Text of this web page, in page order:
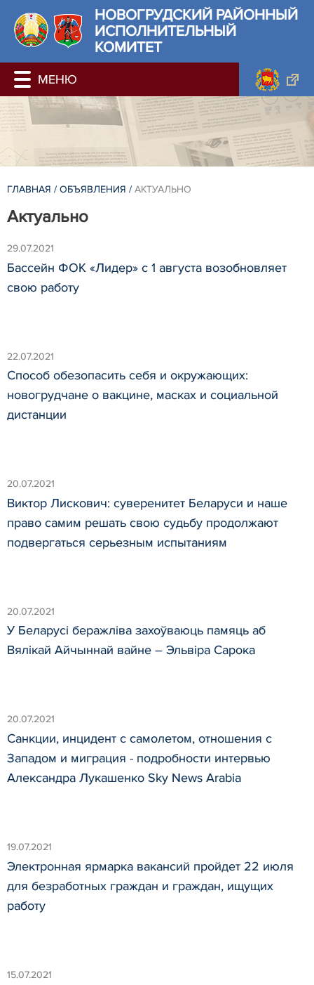
НОВОГРУДСКИЙ РАЙОННЫЙ
ИСПОЛНИТЕЛЬНЫЙ
КОМИТЕТ
ГЛАВНАЯ / ОБЪЯВЛЕНИЯ / АКТУАЛЬНО
Актуально
29.07.2021
Бассейн ФОК «Лидер» с 1 августа возобновляет
свою работу
22.07.2021
Способ обезопасить себя и окружающих:
новогрудчане о вакцине, масках и социальной
дистанции
20.07.2021
Виктор Лискович: суверенитет Беларуси и наше
право самим решать свою судьбу продолжают
подвергаться серьезным испытаниям
20.07.2021
У Беларусі беражліва захоўваюць памяць аб
Вялікай Айчыннай вайне – Эльвіра Сарока
20.07.2021
Санкции, инцидент с самолетом, отношения с
Западом и миграция - подробности интервью
Александра Лукашенко Sky News Arabia
19.07.2021
Электронная ярмарка вакансий пройдет 22 июля
для безработных граждан и граждан, ищущих
работу
15.07.2021